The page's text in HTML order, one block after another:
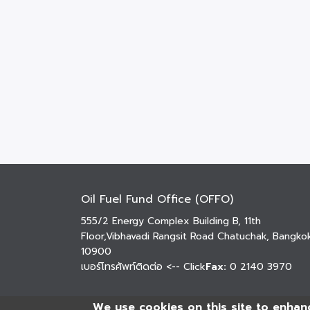
Oil Fuel Fund Office (OFFO)
555/2 Energy Complex Building B, 11th
Floor,Vibhavadi Rangsit Road Chatuchak,
10900
เบอร์โทรศัพท์ติดต่อ <-- ClickFax: 0 2140 3970